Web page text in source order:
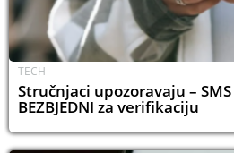
TECH
Stručnjaci upozoravaju –
BEZBJEDNI za verifikaciju